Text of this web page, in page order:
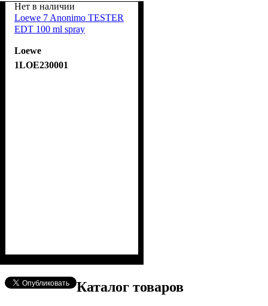
Нет в наличии
Loewe 7 Anonimo TESTER
EDT 100 ml spray
Loewe
1LOE230001
Каталог товаров